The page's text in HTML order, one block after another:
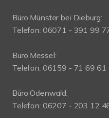
Büro Münster bei Dieburg:
Telefon: 06071 - 391 99
Büro Messel:
Telefon: 06159 - 71 69 61
Büro Odenwald:
Telefon: 06207 - 203 12